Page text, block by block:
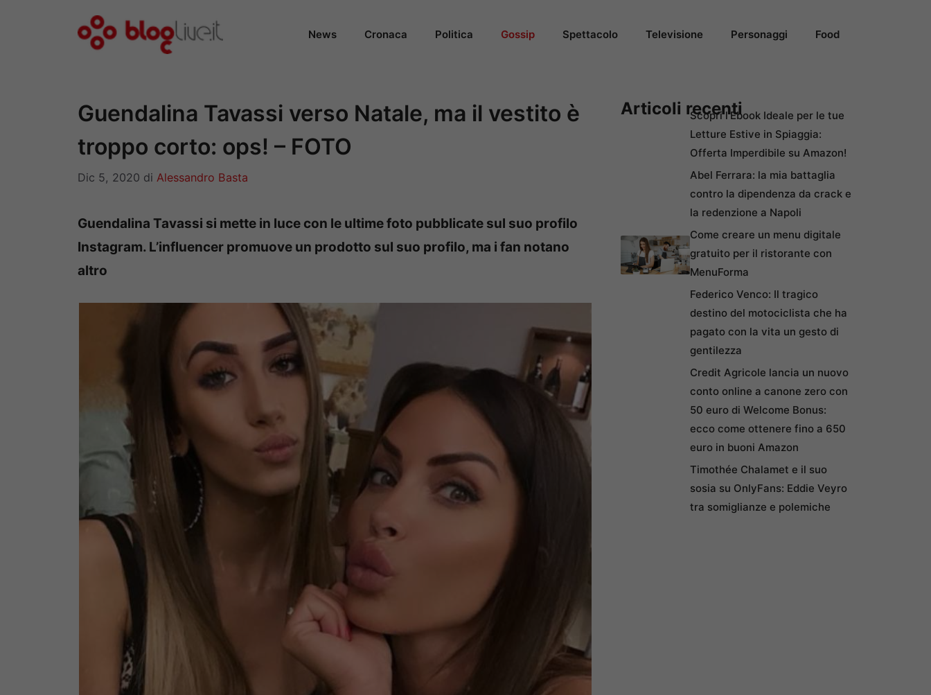
News Cronaca Politica Gossip Spettacolo Televisione Personaggi Food
Guendalina Tavassi verso Natale, ma il vestito è
troppo corto: ops! – FOTO
Dic 5, 2020 di Alessandro Basta
Guendalina Tavassi si mette in luce con le ultime foto pubblicate sul suo profilo
Instagram. L’influencer promuove un prodotto sul suo profilo, ma i fan notano
altro
Articoli recentiScopri l’Ebook Ideale per le tue
Letture Estive in Spiaggia:
Offerta Imperdibile su Amazon!
Abel Ferrara: la mia battaglia
contro la dipendenza da crack e
la redenzione a Napoli
Come creare un menu digitale
gratuito per il ristorante con
MenuForma
Federico Venco: Il tragico
destino del motociclista che ha
pagato con la vita un gesto di
gentilezza
Credit Agricole lancia un nuovo
conto online a canone zero con
50 euro di Welcome Bonus:
ecco come ottenere fino a 650
euro in buoni Amazon
Timothée Chalamet e il suo
sosia su OnlyFans: Eddie Veyro
tra somiglianze e polemiche